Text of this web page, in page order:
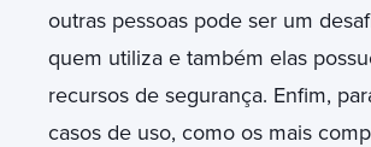
outras pessoas pode ser um
quem utiliza e também elas
recursos de segurança. Enfim,
casos de uso, como os mais